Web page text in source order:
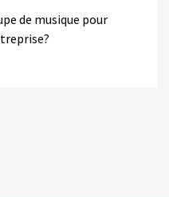
de musique pour